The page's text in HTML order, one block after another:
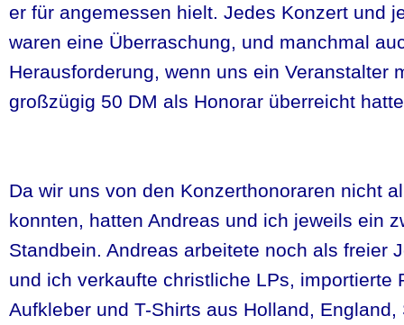
er für angemessen hielt. Jedes Konzert und
waren eine Überraschung, und manchmal
Herausforderung, wenn uns ein Veranstalter
großzügig 50 DM als Honorar überreicht
Da wir uns von den Konzerthonoraren nicht
konnten, hatten Andreas und ich jeweils ein
Standbein. Andreas arbeitete noch als freier
und ich verkaufte christliche LPs, importierte
Aufkleber und T-Shirts aus Holland, England,